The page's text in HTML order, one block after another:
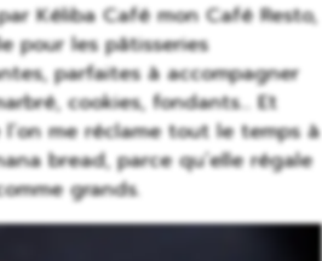
Kéliba Café mon Café Resto,
pour les pâtisseries
parfaites à accompagner
cookies, fondants… Et
me réclame tout le temps à
bread, parce qu’elle régale
grands.